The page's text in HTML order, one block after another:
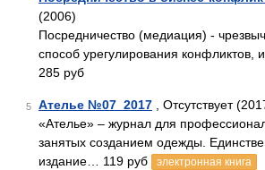
(2006)
Посредничество (медиация) -
способ урегулирования конфликтов,
285 руб
5 Ателье №07_2017 , Отсутствует
«Ателье» – журнал для
занятых созданием одежды.
издание… 119 руб
электронная книга